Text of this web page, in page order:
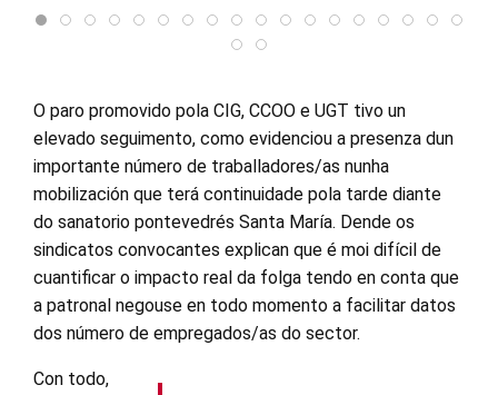
O paro promovido pola CIG, CCOO e UGT tivo un
elevado seguimento, como evidenciou a presenza dun
importante número de traballadores/as nunha
mobilización que terá continuidade pola tarde diante
do sanatorio pontevedrés Santa María. Dende os
sindicatos convocantes explican que é moi difícil de
cuantificar o impacto real da folga tendo en conta que
a patronal negouse en todo momento a facilitar datos
dos número de empregados/as do sector.
Con todo,